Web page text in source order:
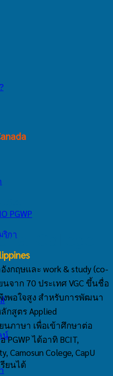
ริกา
Zealand
น์
PGWP
College
กฤษและ work & study (co-
นจาก 70 ประเทศ VGC ขึ้นชื่อ
พอใจสูง สำหรับการพัฒนา
สูตร Applied
นภาษา เพื่อเข้าศึกษาต่อ
ได้อาทิ BCIT,
Camosun Colege, CapU
ยนได้